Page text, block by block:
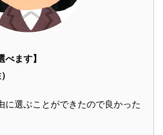
べます】
に選ぶことができたので良かった